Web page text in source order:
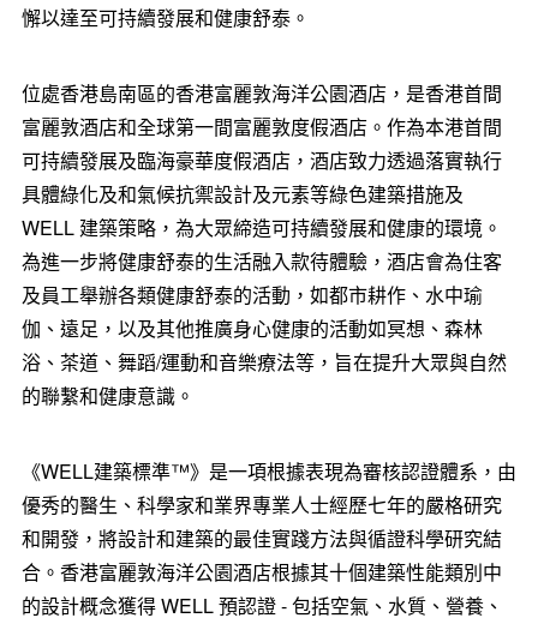
懈以達至可持續發展和健康舒泰。
位處香港島南區的香港富麗敦海洋公園酒店，是香港首間
富麗敦酒店和全球第一間富麗敦度假酒店。作為本港首間
可持續發展及臨海豪華度假酒店，酒店致力透過落實執行
具體綠化及和氣候抗禦設計及元素等綠色建築措施及
WELL 建築策略，為大眾締造可持續發展和健康的環境。
為進一步將健康舒泰的生活融入款待體驗，酒店會為住客
及員工舉辦各類健康舒泰的活動，如都市耕作、水中瑜
伽、遠足，以及其他推廣身心健康的活動如冥想、森林
浴、茶道、舞蹈/運動和音樂療法等，旨在提升大眾與自然
的聯繫和健康意識。
《WELL建築標準™》是一項根據表現為審核認證體系，由
優秀的醫生、科學家和業界專業人士經歷七年的嚴格研究
和開發，將設計和建築的最佳實踐方法與循證科學研究結
合。香港富麗敦海洋公園酒店根據其十個建築性能類別中
的設計概念獲得 WELL 預認證 - 包括空氣、水質、營養、